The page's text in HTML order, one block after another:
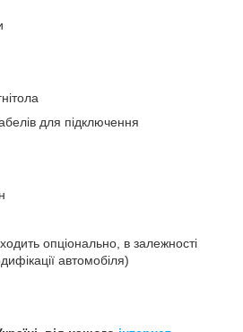
для підключення
опціонально, в залежності
автомобіля)